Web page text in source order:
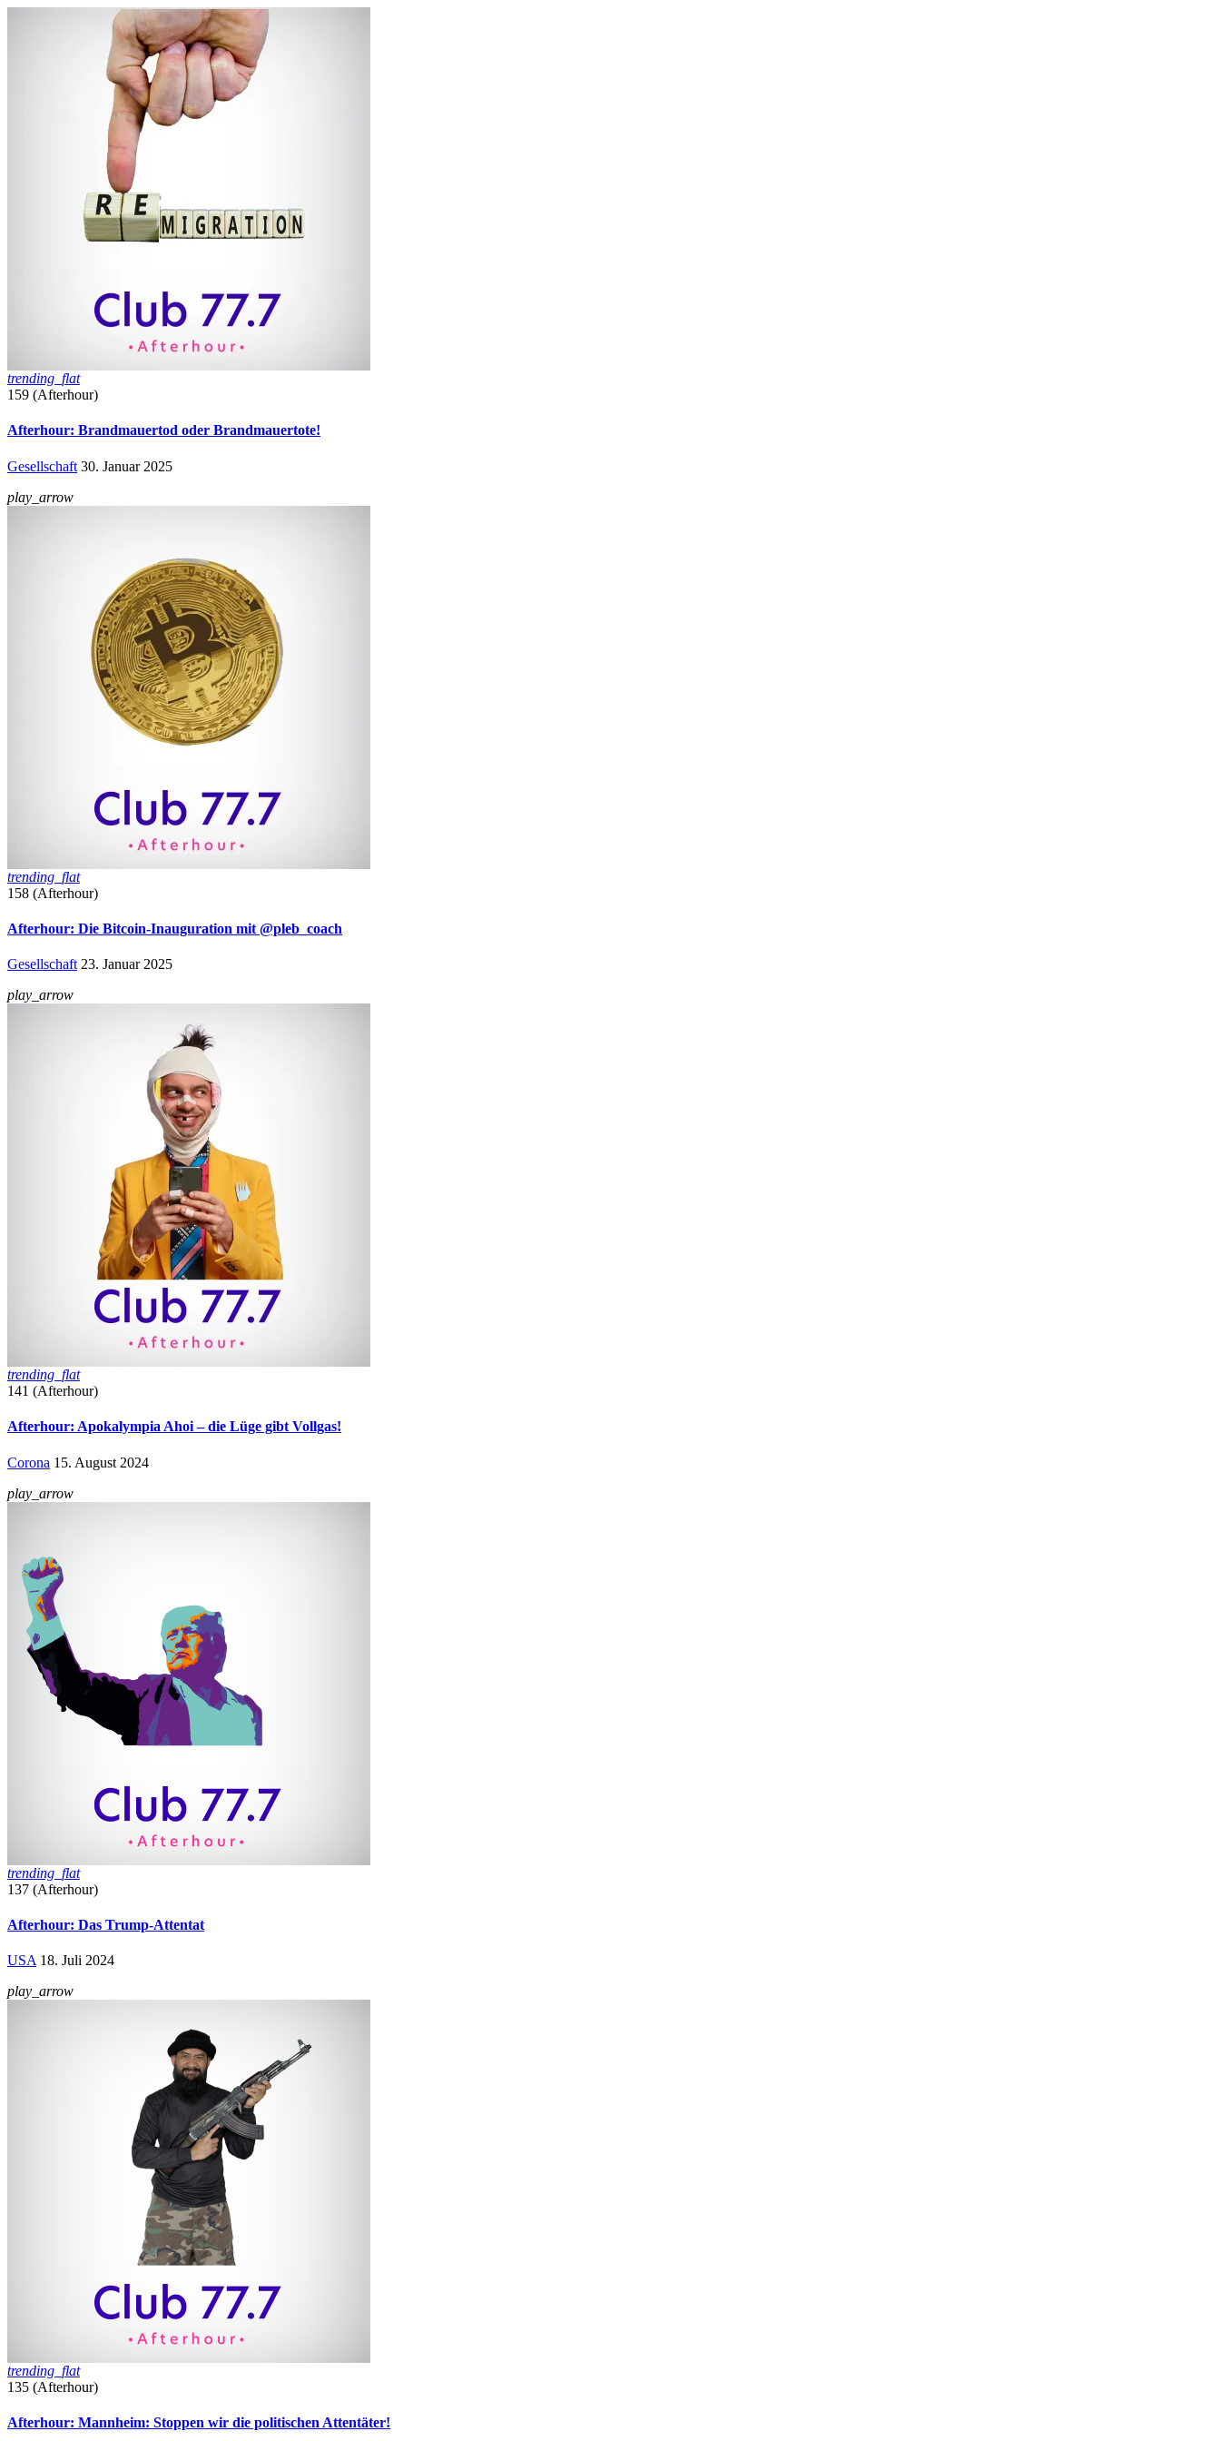
trending_flat
159 (Afterhour)
Afterhour: Brandmauertod oder Brandmauertote!
Gesellschaft 30. Januar 2025
play_arrow
trending_flat
158 (Afterhour)
Afterhour: Die Bitcoin-Inauguration mit @pleb_coach
Gesellschaft 23. Januar 2025
play_arrow
trending_flat
141 (Afterhour)
Afterhour: Apokalympia Ahoi – die Lüge gibt Vollgas!
Corona 15. August 2024
play_arrow
trending_flat
137 (Afterhour)
Afterhour: Das Trump-Attentat
USA 18. Juli 2024
play_arrow
trending_flat
135 (Afterhour)
Afterhour: Mannheim: Stoppen wir die politischen Attentäter!